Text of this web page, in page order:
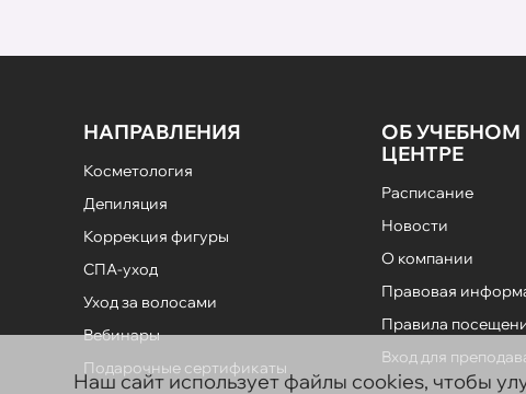
НАПРАВЛЕНИЯ
Косметология
Депиляция
Коррекция фигуры
СПА-уход
Уход за волосами
Вебинары
Подарочные сертификаты
ОБ УЧЕБНОМ
ЦЕНТРЕ
Расписание
Новости
О компании
Правовая
Правила
Вход для
Наш сайт использует файлы cookies, чтобы